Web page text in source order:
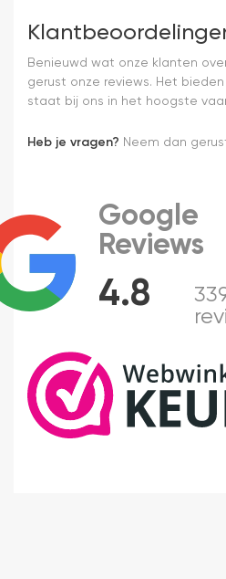
Benieuwd wat onze klanten
gerust onze reviews. Het
staat bij ons in het hoogste
Heb je vragen? Neem dan
4.8
Google
Reviews